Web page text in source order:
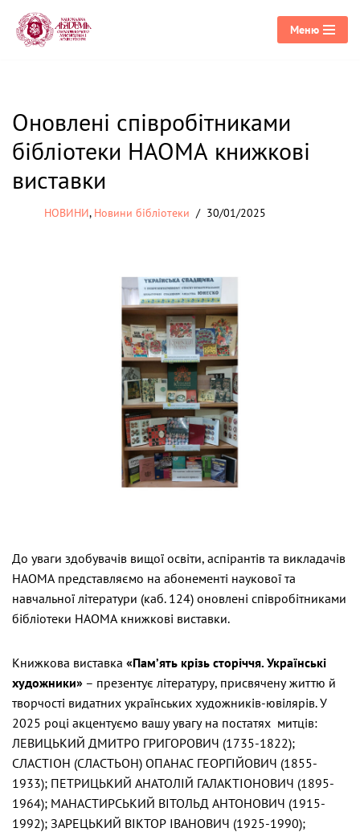
Перейти
Меню
Оновлені співробітниками
бібліотеки НАОМА книжкові
виставки
НОВИНИ, Новини бібліотеки 30/01/2025
До уваги здобувачів вищої освіти, аспірантів та викладачів
НАОМА представляємо на абонементі наукової та
навчальної літератури (каб. 124) оновлені співробітниками
бібліотеки НАОМА книжкові виставки.
Книжкова виставка «Пам’ять крізь сторіччя. Українські
художники» – презентує літературу, присвячену життю й
творчості видатних українських художників-ювілярів. У
2025 році акцентуємо вашу увагу на постатях митців:
ЛЕВИЦЬКИЙ ДМИТРО ГРИГОРОВИЧ (1735-1822);
СЛАСТІОН (СЛАСТЬОН) ОПАНАС ГЕОРГІЙОВИЧ (1855-
1933); ПЕТРИЦЬКИЙ АНАТОЛІЙ ГАЛАКТІОНОВИЧ (1895-
1964); МАНАСТИРСЬКИЙ ВІТОЛЬД АНТОНОВИЧ (1915-
1992); ЗАРЕЦЬКИЙ ВІКТОР ІВАНОВИЧ (1925-1990);